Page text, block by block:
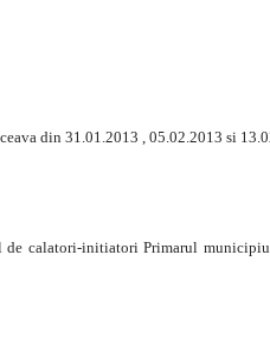
din 31.01.2013 , 05.02.2013 si
calatori-initiatori Primarul